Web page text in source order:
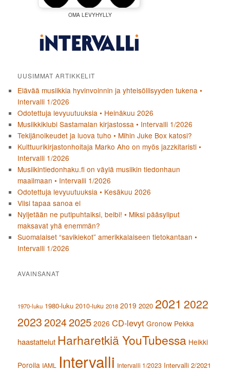
OMA LEVYHYLLY
UUSIMMAT ARTIKKELIT
Elävää musiikkia hyvinvoinnin ja yhteisöllisyyden tukena •
Intervalli 1/2026
Odotettuja levyuutuuksia • Heinäkuu 2026
Musiikkiklubi Sastamalan kirjastossa • Intervalli 1/2026
Tekijänoikeudet ja luova tuho • Mihin Juke Box katosi?
Kulttuurikirjastonhoitaja Marko Aho on myös jazzkitaristi •
Intervalli 1/2026
Musiikintiedonhaku.fi on väylä musiikin tiedonhaun
maailmaan • Intervalli 1/2026
Odotettuja levyuutuuksia • Kesäkuu 2026
Viisi tapaa sanoa ei
Nyljetään ne putipuhtaiksi, beibi! • Miksi pääsyliput
maksavat yhä enemmän?
Suomalaiset “savikiekot” amerikkalaiseen tietokantaan •
Intervalli 1/2026
AVAINSANAT
1970-luku 1980-luku 2010-luku 2018 2019 2020 2021 2022
202320242025 2026 CD-levyt Gronow Pekka
haastattelut Harharetkiä YouTubessa Heikki
Poroila IAML Intervalli Intervalli 1/2023 Intervalli 2/2021